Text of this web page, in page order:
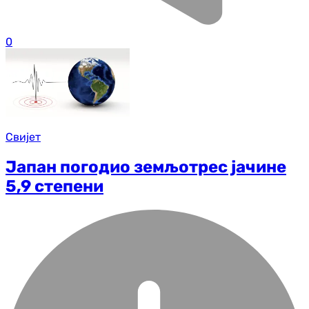
0
Свијет
Јапан погодио земљотрес јачине
5,9 степени